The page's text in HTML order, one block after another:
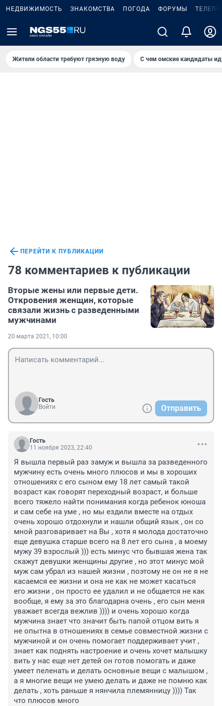
НЕДВИЖИМОСТЬ ЗНАКОМСТВА ПОГОДА ФОРУМЫ
Жители области требуют грязную воду С чем омские кандидаты
ПЕРЕЙТИ К ПУБЛИКАЦИИ
78 комментариев к публикации
Вторые жены или первые дети.
Откровения женщин, которые
связали жизнь с разведенными
мужчинами
20 марта 2021, 10:00
Гость
Войти
Отправить
Гость
11 ноября 2023, 22:40
Я вышла первый раз замуж и вышла за разведенного
мужчину есть очень много плюсов и мы в хороших
отношениях с его сыном ему 18 лет самый такой
возраст как говорят переходный возраст, и больше
всего тяжело найти понимания когда ребенок юноша
и сам себе на уме , но мы ездили вместе на отдых
очень хорошо отдохнули и нашли общий язык , он со
мной разговаривает на Вы , хотя я молода достаточно
еще девушка старше всего на 8 лет его сына , а моему
мужу 39 взрослый ))) есть минус что бывшая жена так
скажут девушки женщины другие , но этот минус мой
муж сам убрал из нашей жизни , поэтому не он не я не
касаемся ее жизни и она не как не может касаться
его жизни , он просто ее удалил и не общается не как
вообще, я ему за это благодарна очень , его сын меня
уважает всегда вежлив )))) и очень хорошо когда
мужчина знает что значит быть папой отцом вить я
не опытна в отношениях в семье совместной жизни с
мужчиной и он очень помогает поддерживает учит ,
знает как поднять настроение и очень хочет малышку
вить у нас еще нет детей он готов помогать и даже
умеет пеленать и делать основные вещи с малышом ,
а я многие вещи не умею делать и даже не помню как
делать , хоть раньше я нянчила племянницу )))) Так
что плюсов много